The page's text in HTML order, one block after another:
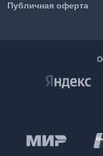
Публичная оферта